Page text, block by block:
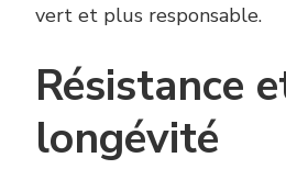
vert et plus responsable.
Résistance
longévité